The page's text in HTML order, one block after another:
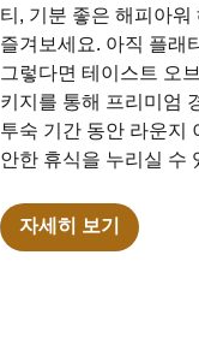
티, 기분 좋은 해피아
즐겨보세요. 아직 플래
그렇다면 테이스트 오
키지를 통해 프리미엄
투숙 기간 동안 라운지
안한 휴식을 누리실 수
자세히 보기